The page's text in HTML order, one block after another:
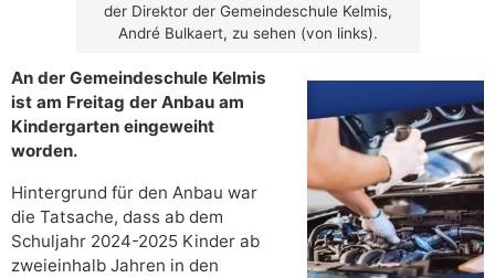
der Direktor der Gemeindeschule Kelmis,
André Bulkaert, zu sehen (von links).
An der Gemeindeschule Kelmis
ist am Freitag der Anbau am
Kindergarten eingeweiht
worden.
Hintergrund für den Anbau war
die Tatsache, dass ab dem
Schuljahr 2024-2025 Kinder ab
zweieinhalb Jahren in den